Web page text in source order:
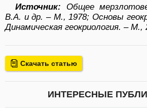
Источник: Общее
В.А. и др. – М., 1978; Основы
Динамическая геокриология. – М.,
Скачать статью
ИНТЕРЕСНЫЕ